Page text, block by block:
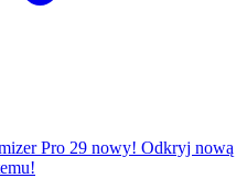
Pro 29 nowy! Odkryj nową